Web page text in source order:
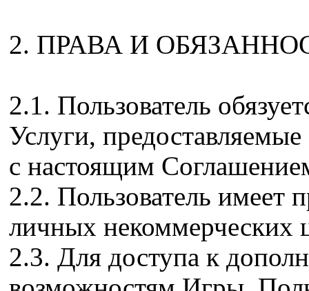
2. ПРАВА И
2.1. Пользователь
Услуги,
с настоящим
2.2. Пользователь имеет
личных некоммерческих
2.3. Для доступа к